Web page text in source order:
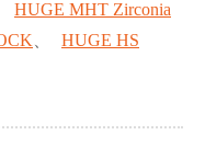
HUGE MHT Zirconia
HUGE HS